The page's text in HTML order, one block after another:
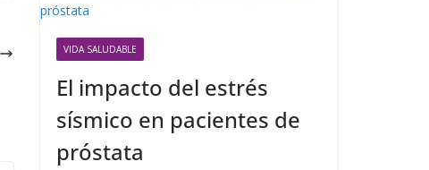
VIDA SALUDABLE
El impacto del estrés
sísmico en pacientes de
próstata